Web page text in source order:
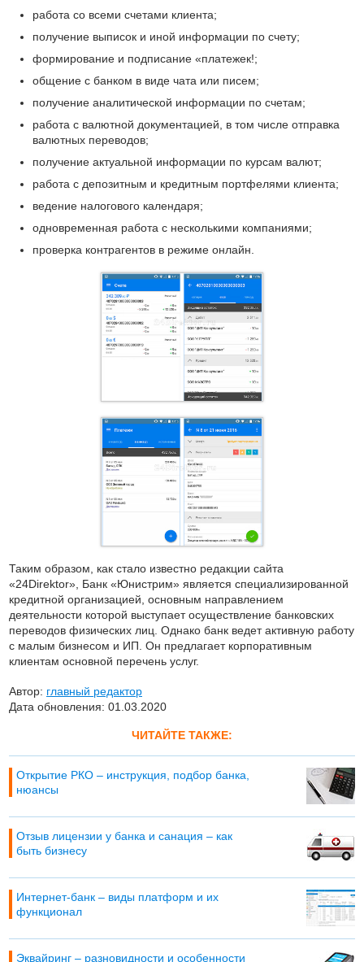
работа со всеми счетами клиента;
получение выписок и иной информации по счету;
формирование и подписание «платежек!;
общение с банком в виде чата или писем;
получение аналитической информации по счетам;
работа с валютной документацией, в том числе отправка
валютных переводов;
получение актуальной информации по курсам валют;
работа с депозитным и кредитным портфелями клиента;
ведение налогового календаря;
одновременная работа с несколькими компаниями;
проверка контрагентов в режиме онлайн.
Таким образом, как стало известно редакции сайта
«24Direktor», Банк «Юнистрим» является специализированной
кредитной организацией, основным направлением
деятельности которой выступает осуществление банковских
переводов физических лиц. Однако банк ведет активную работу
с малым бизнесом и ИП. Он предлагает корпоративным
клиентам основной перечень услуг.
Автор: главный редактор
Дата обновления: 01.03.2020
ЧИТАЙТЕ ТАКЖЕ:
Открытие РКО – инструкция, подбор банка,
нюансы
Отзыв лицензии у банка и санация – как
быть бизнесу
Интернет-банк – виды платформ и их
функционал
Эквайринг – разновидности и особенности